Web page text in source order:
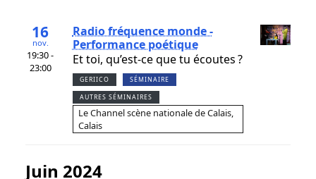
16
nov.
19:30 -
23:00
Radio fréquence monde -
Performance poétique
Et toi, qu’est-ce que tu écoutes ?
GERIICO SÉMINAIRE
AUTRES SÉMINAIRES
Le Channel scène nationale de Calais,
Calais
juin 2024